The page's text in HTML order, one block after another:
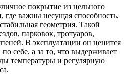
покрытие из цельного
где важны несущая способность,
геометрия. Такой
парковок, тротуаров,
В эксплуатации он ценится
по себе, а за то, что выдерживает
температуры и регулярную